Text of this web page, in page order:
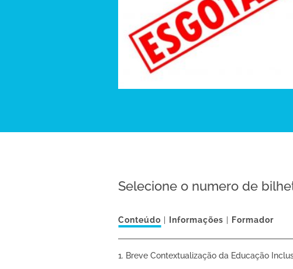
Selecione o numero de
Conteúdo Informações Formador
Breve Contextualização da Educação